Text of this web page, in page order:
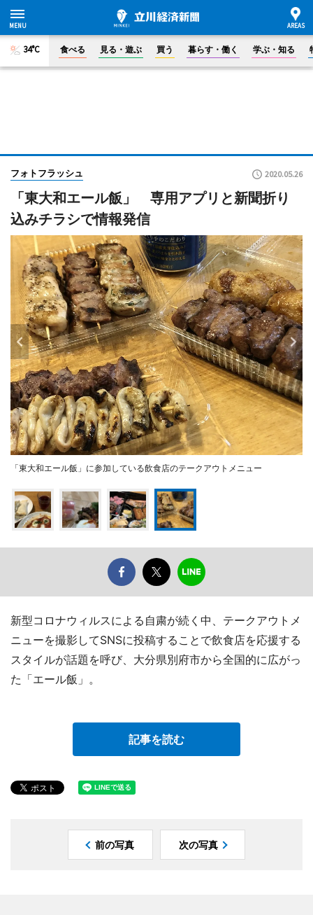
34°C 食べる 見る・遊ぶ 買う 暮らす・働く 学ぶ・知る
フォトフラッシュ 2020.05.26
「東大和エール飯」 専用アプリと新聞折り
込みチラシで情報発信
「東大和エール飯」に参加している飲食店のテークアウトメニュー
新型コロナウィルスによる自粛が続く中、テークアウトメ
ニューを撮影してSNSに投稿することで飲食店を応援する
スタイルが話題を呼び、大分県別府市から全国的に広がっ
た「エール飯」。
記事を読む
前の写真 次の写真